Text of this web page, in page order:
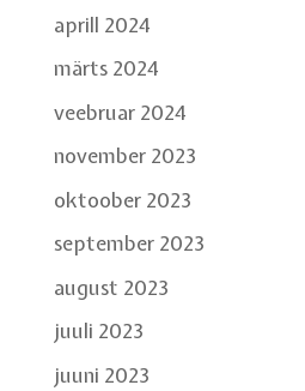
aprill 2024
märts 2024
veebruar 2024
november 2023
oktoober 2023
september 2023
august 2023
juuli 2023
juuni 2023